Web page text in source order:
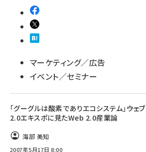
マーケティング／広告
イベント／セミナー
「グーグルは酸素でありエコシステム」――ウェブ
2.0エキスポに見たWeb 2.0産業論
海部 美知
2007年5月17日 8:00